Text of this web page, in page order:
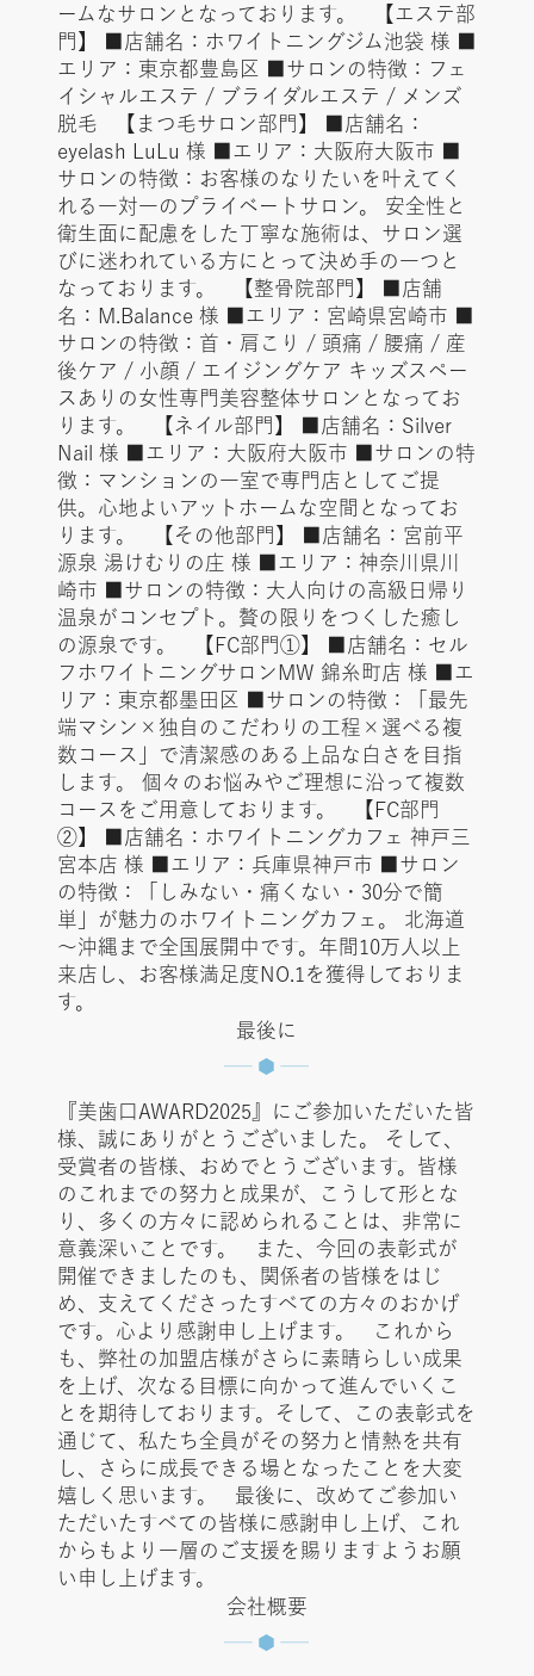
ームなサロンとなっております。 【エステ部
門】 ■店舗名：ホワイトニングジム池袋 様 ■
エリア：東京都豊島区 ■サロンの特徴：フェ
イシャルエステ / ブライダルエステ / メンズ
脱毛 【まつ毛サロン部門】 ■店舗名：
eyelash LuLu 様 ■エリア：大阪府大阪市 ■
サロンの特徴：お客様のなりたいを叶えてく
れる一対一のプライベートサロン。 安全性と
衛生面に配慮をした丁寧な施術は、サロン選
びに迷われている方にとって決め手の一つと
なっております。 【整骨院部門】 ■店舗
名：M.Balance 様 ■エリア：宮崎県宮崎市 ■
サロンの特徴：首・肩こり / 頭痛 / 腰痛 / 産
後ケア / 小顔 / エイジングケア キッズスペー
スありの女性専門美容整体サロンとなってお
ります。 【ネイル部門】 ■店舗名：Silver
Nail 様 ■エリア：大阪府大阪市 ■サロンの特
徴：マンションの一室で専門店としてご提
供。心地よいアットホームな空間となってお
ります。 【その他部門】 ■店舗名：宮前平
源泉 湯けむりの庄 様 ■エリア：神奈川県川
崎市 ■サロンの特徴：大人向けの高級日帰り
温泉がコンセプト。贅の限りをつくした癒し
の源泉です。 【FC部門①】 ■店舗名：セル
フホワイトニングサロンMW 錦糸町店 様 ■エ
リア：東京都墨田区 ■サロンの特徴：「最先
端マシン×独自のこだわりの工程×選べる複
数コース」で清潔感のある上品な白さを目指
します。 個々のお悩みやご理想に沿って複数
コースをご用意しております。 【FC部門
②】 ■店舗名：ホワイトニングカフェ 神戸三
宮本店 様 ■エリア：兵庫県神戸市 ■サロン
の特徴：「しみない・痛くない・30分で簡
単」が魅力のホワイトニングカフェ。 北海道
～沖縄まで全国展開中です。年間10万人以上
来店し、お客様満足度NO.1を獲得しておりま
す。
最後に
『美歯口AWARD2025』にご参加いただいた皆
様、誠にありがとうございました。 そして、
受賞者の皆様、おめでとうございます。皆様
のこれまでの努力と成果が、こうして形とな
り、多くの方々に認められることは、非常に
意義深いことです。 また、今回の表彰式が
開催できましたのも、関係者の皆様をはじ
め、支えてくださったすべての方々のおかげ
です。心より感謝申し上げます。 これから
も、弊社の加盟店様がさらに素晴らしい成果
を上げ、次なる目標に向かって進んでいくこ
とを期待しております。そして、この表彰式を
通じて、私たち全員がその努力と情熱を共有
し、さらに成長できる場となったことを大変
嬉しく思います。 最後に、改めてご参加い
ただいたすべての皆様に感謝申し上げ、これ
からもより一層のご支援を賜りますようお願
い申し上げます。
会社概要